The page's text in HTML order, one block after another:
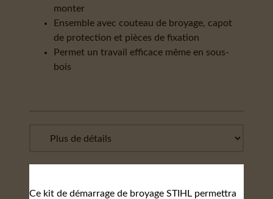
monter
Ensemble avec couteau de broyage, capot
de protection et pièces de fixation
Permet un travail efficace même en sous-
bois
Ce kit de démarrage de broyage STIHL permettra